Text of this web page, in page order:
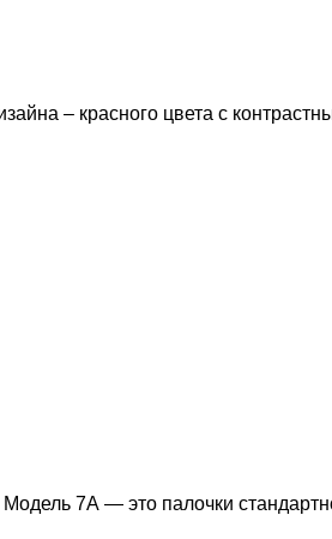
– красного цвета с
7А — это палочки